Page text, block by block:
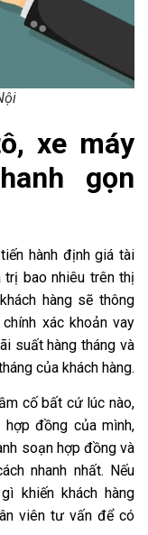
xe máy
gọn
hành định giá tài
bao nhiêu trên thị
hàng sẽ thông
xác khoản vay
suất hàng tháng và
của khách hàng.
cố bất cứ lúc nào,
hợp đồng của mình,
soạn hợp đồng và
nhanh nhất. Nếu
khiến khách hàng
viên tư vấn để có